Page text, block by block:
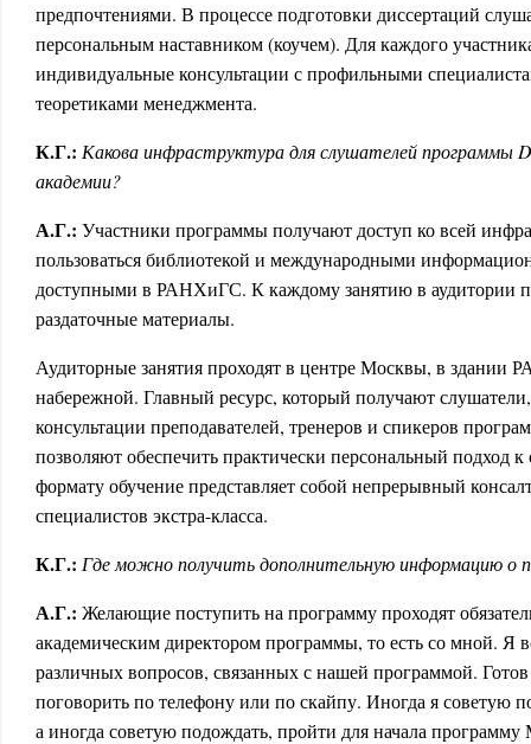
предпочтениями. В процессе подготовки диссертаций
персональным наставником (коучем). Для каждого
индивидуальные консультации с профильными
теоретиками менеджмента.
К.Г.: Какова инфраструктура для слушателей программы
академии?
А.Г.: Участники программы получают доступ ко всей
пользоваться библиотекой и международными
доступными в РАНХиГС. К каждому занятию в аудитории
раздаточные материалы.
Аудиторные занятия проходят в центре Москвы, в здании
набережной. Главный ресурс, который получают
консультации преподавателей, тренеров и спикеров
позволяют обеспечить практически персональный подход
формату обучение представляет собой непрерывный
специалистов экстра-класса.
К.Г.: Где можно получить дополнительную информацию о
А.Г.: Желающие поступить на программу проходят
академическим директором программы, то есть со мной. Я
различных вопросов, связанных с нашей программой. Готов
поговорить по телефону или по скайпу. Иногда я советую
а иногда советую подождать, пройти для начала